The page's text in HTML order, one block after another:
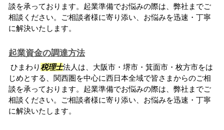
談を承っております。起業準備でお悩みの際は、弊社までご
相談ください。ご相談者様に寄り添い、お悩みを迅速・丁寧
に解決いたします。
起業資金の調達方法
ひまわり税理士法人は、大阪市・堺市・箕面市・枚方市をは
じめとする、関西圏を中心に西日本全域で皆さまからのご相
談を承っております。起業準備でお悩みの際は、弊社までご
相談ください。ご相談者様に寄り添い、お悩みを迅速・丁寧
に解決いたします。